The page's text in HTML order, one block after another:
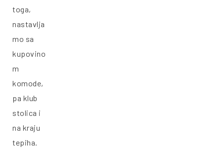
toga,
nastavlja
mo sa
kupovino
m
komode,
pa klub
stolica i
na kraju
tepiha.